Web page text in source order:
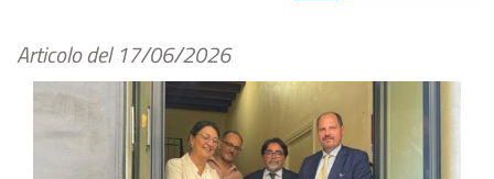
Articolo del 17/06/2026